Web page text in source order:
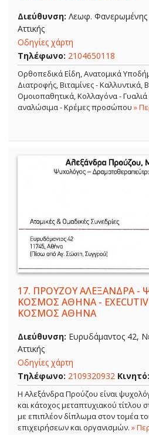
Διεύθυνση: Λεωφ. Φανερωμένης
Αττικής
Οδηγίες χάρτη
Τηλέφωνο: 2104650118
Ορθοπεδικά Είδη, Ανατομικά
Διατροφής, Βιταμίνες -
Ομοιοπαθητικά, Κολλαγόνα -
αναλώσιμα - Κρέμες προσώπου »
17. ΠΡΟΥΖΟΥ ΑΛΕΞΑΝΔΡΑ -
ΚΟΣΜΟΣ ΑΘΗΝΑ -
ΚΟΣΜΟΣ ΑΘΗΝΑ
Διεύθυνση: Ευρυδάμαντος 42,
Αττικής
Οδηγίες χάρτη
Τηλέφωνο: 2109320932 Κινητό:
Η Αλεξάνδρα Προύζου είναι
και κάτοχος μεταπτυχιακού τίτλου
με επιπλέον δίπλωμα στον τομέα
επιχειρήσεων και οργανισμών. »